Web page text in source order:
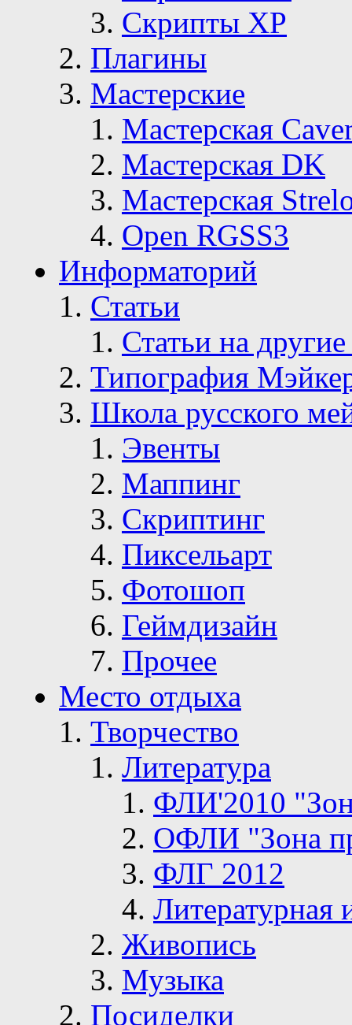
Скрипты ХР
Плагины
Мастерские
Мастерская
Мастерская DK
Мастерская
Open RGSS3
Информаторий
Статьи
Статьи на
Типография
Школа русского
Эвенты
Маппинг
Скриптинг
Пиксельарт
Фотошоп
Геймдизайн
Прочее
Место отдыха
Творчество
Литература
ФЛИ'2010
ОФЛИ "Зона
ФЛГ 2012
Живопись
Музыка
Посиделки